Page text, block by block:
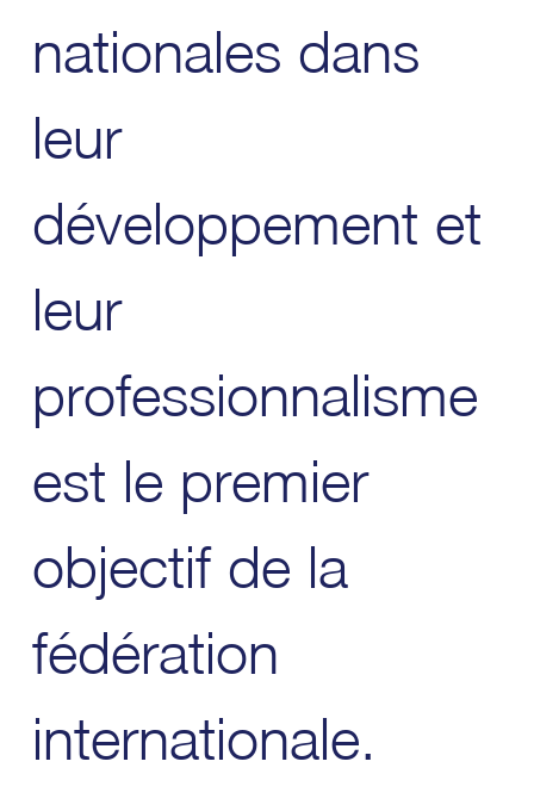
nationales dans
leur
développement et
leur
professionnalisme
est le premier
objectif de la
fédération
internationale.